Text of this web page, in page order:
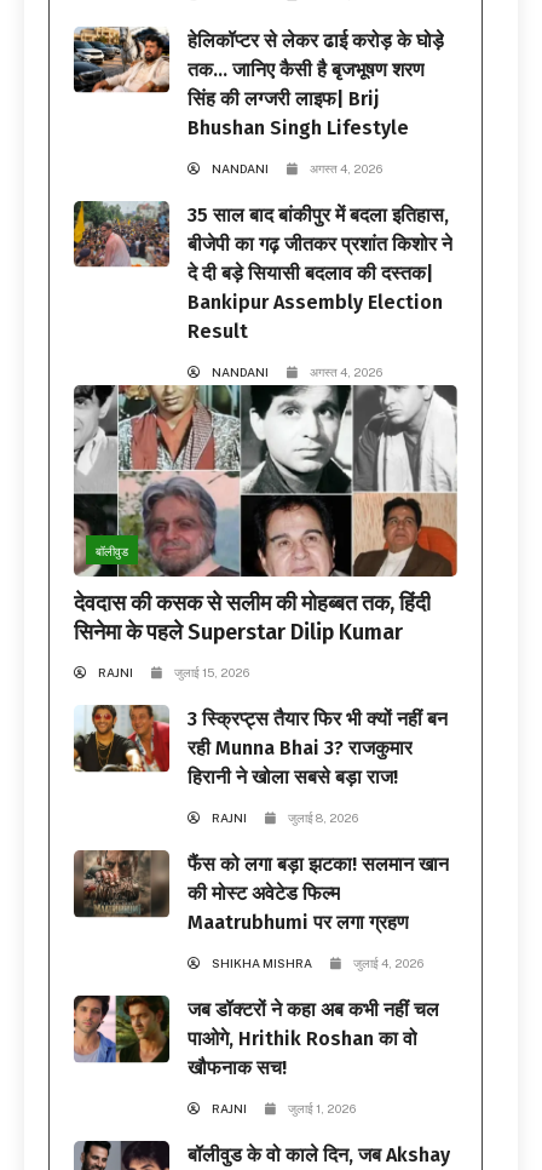
हेलिकॉप्टर से लेकर ढाई करोड़ के घोड़े
तक… जानिए कैसी है बृजभूषण शरण
सिंह की लग्जरी लाइफ| Brij
Bhushan Singh Lifestyle
NANDANI अगस्त 4, 2026
35 साल बाद बांकीपुर में बदला इतिहास,
बीजेपी का गढ़ जीतकर प्रशांत किशोर ने
दे दी बड़े सियासी बदलाव की दस्तक|
Bankipur Assembly Election
Result
NANDANI अगस्त 4, 2026
बॉलीवुड
देवदास की कसक से सलीम की मोहब्बत तक, हिंदी
सिनेमा के पहले Superstar Dilip Kumar
RAJNI जुलाई 15, 2026
3 स्क्रिप्ट्स तैयार फिर भी क्यों नहीं बन
रही Munna Bhai 3? राजकुमार
हिरानी ने खोला सबसे बड़ा राज!
RAJNI जुलाई 8, 2026
फैंस को लगा बड़ा झटका! सलमान खान
की मोस्ट अवेटेड फिल्म
Maatrubhumi पर लगा ग्रहण
SHIKHA MISHRA जुलाई 4, 2026
जब डॉक्टरों ने कहा अब कभी नहीं चल
पाओगे, Hrithik Roshan का वो
खौफनाक सच!
RAJNI जुलाई 1, 2026
बॉलीवुड के वो काले दिन, जब Akshay